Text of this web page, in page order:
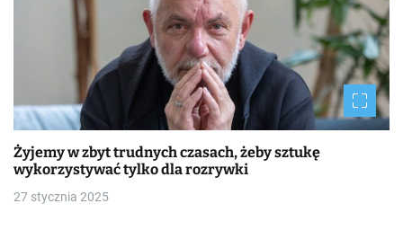
Żyjemy w zbyt trudnych czasach, żeby sztukę
wykorzystywać tylko dla rozrywki
27 stycznia 2025